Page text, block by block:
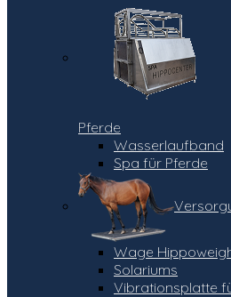
Pferde
Wasserlaufband
Spa für Pferde
Wage
Solariums
Vibrationsplatte